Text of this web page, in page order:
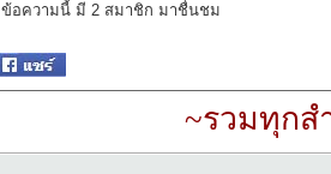
ข้อความนี้ มี 2 สมาชิก มาชื่นชม
~รวมทุกส